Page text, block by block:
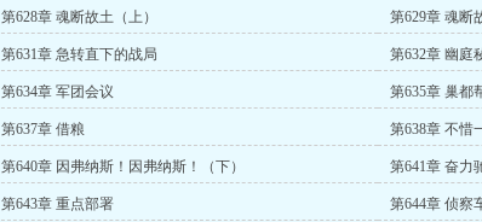
第628章 魂断故土（上） 第629章 魂断
第631章 急转直下的战局 第632章 幽庭
第634章 军团会议 第635章 巢都
第637章 借粮 第638章 不惜
第640章 因弗纳斯！因弗纳斯！（下） 第641章 奋力
第643章 重点部署 第644章 侦察